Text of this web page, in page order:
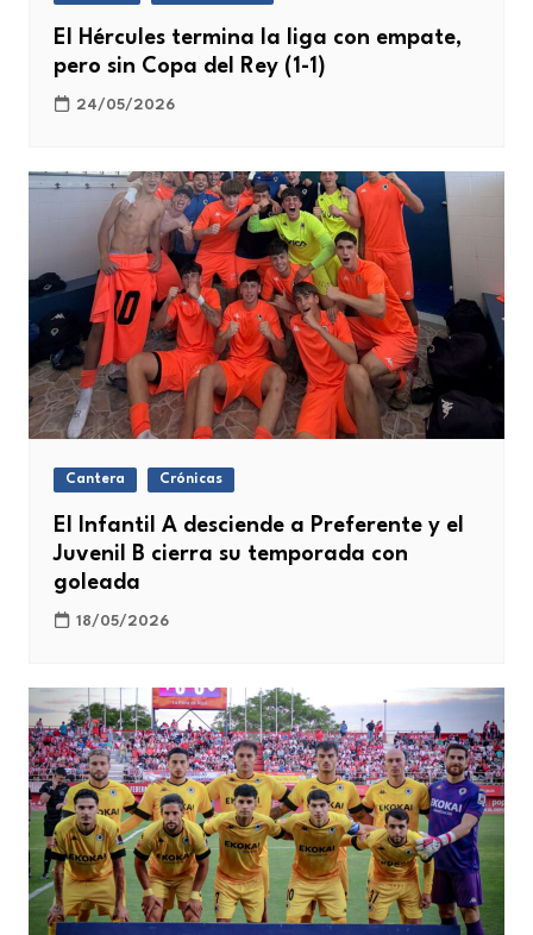
El Hércules termina la liga con empate,
pero sin Copa del Rey (1-1)
24/05/2026
Cantera Crónicas
El Infantil A desciende a Preferente y el
Juvenil B cierra su temporada con
goleada
18/05/2026